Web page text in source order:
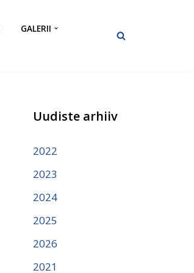
GALERII
Uudiste arhiiv
2022
2023
2024
2025
2026
2021